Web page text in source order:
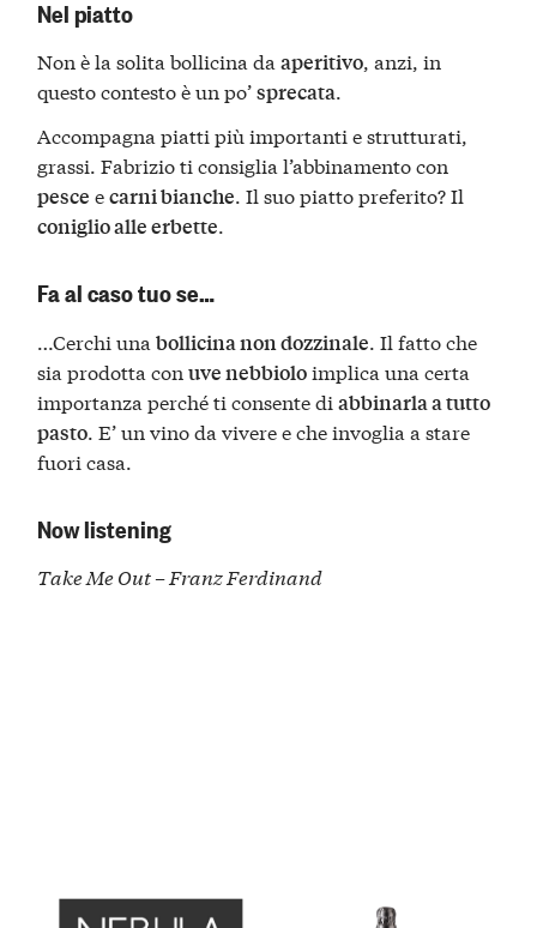
Nel piatto
Non è la solita bollicina daaperitivo, anzi, in
questo contesto è un po’sprecata.
Accompagna piatti più importanti e strutturati,
grassi. Fabrizio ti consiglia l’abbinamento con
pesce ecarni bianche. Il suo piatto preferito? Il
coniglio alle erbette.
Fa al caso tuo se…
…Cerchi unabollicina non dozzinale . Il fatto che
sia prodotta conuve nebbioloimplica una certa
importanza perché ti consente diabbinarla a tutto
pasto . E’ un vino da vivere e che invoglia a stare
fuori casa.
Now listening
Take Me Out – Franz Ferdinand